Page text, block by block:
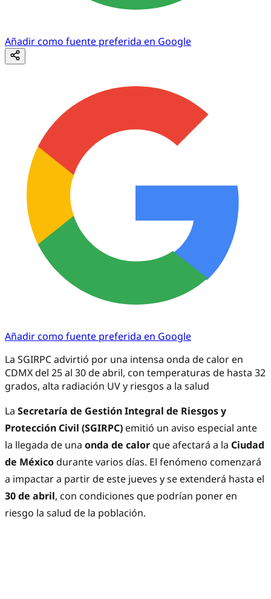
Añadir como fuente preferida en Google
Añadir como fuente preferida en Google
La SGIRPC advirtió por una intensa onda de calor en
CDMX del 25 al 30 de abril, con temperaturas de hasta 32
grados, alta radiación UV y riesgos a la salud
La Secretaría de Gestión Integral de Riesgos y
Protección Civil (SGIRPC) emitió un aviso especial ante
la llegada de una onda de calorque afectará a la Ciudad
de Méxicodurante varios días. El fenómeno comenzará
a impactar a partir de este jueves y se extenderá hasta el
30 de abril, con condiciones que podrían poner en
riesgo la salud de la población.